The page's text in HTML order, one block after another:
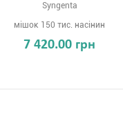
Syngenta
мішок 150 тис. насінин
7 420.00 грн